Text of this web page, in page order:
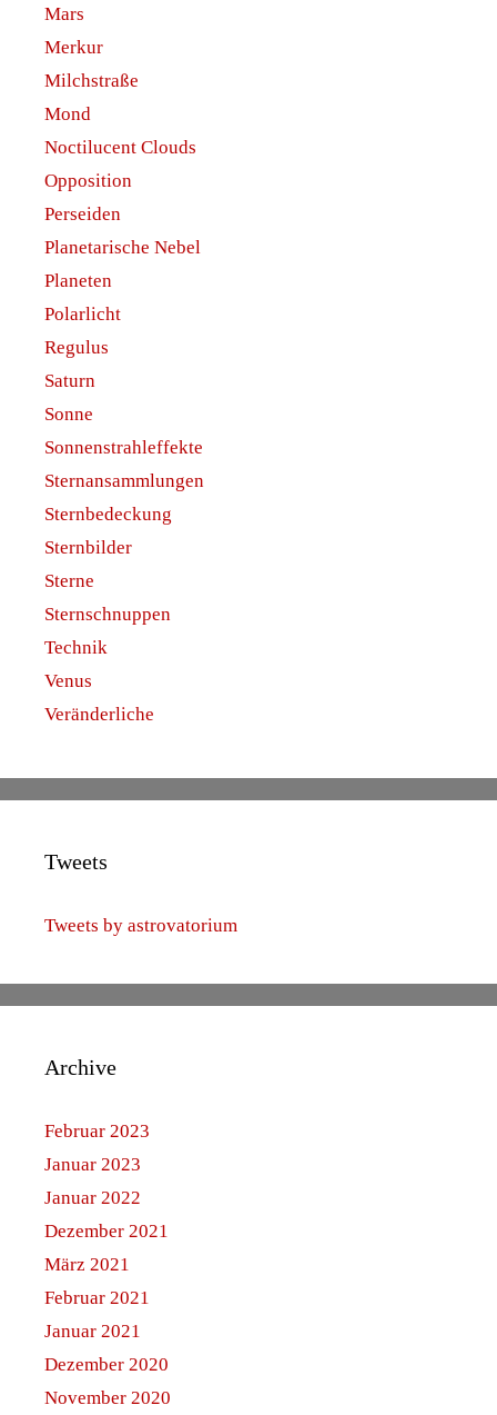
Mars
Merkur
Milchstraße
Mond
Noctilucent Clouds
Opposition
Perseiden
Planetarische Nebel
Planeten
Polarlicht
Regulus
Saturn
Sonne
Sonnenstrahleffekte
Sternansammlungen
Sternbedeckung
Sternbilder
Sterne
Sternschnuppen
Technik
Venus
Veränderliche
Tweets
Tweets by astrovatorium
Archive
Februar 2023
Januar 2023
Januar 2022
Dezember 2021
März 2021
Februar 2021
Januar 2021
Dezember 2020
November 2020